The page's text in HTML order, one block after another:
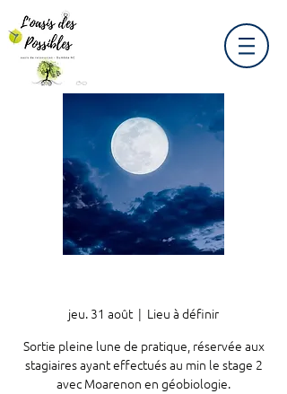
jeu. 31 août
  |
Lieu à définir
Sortie pleine lune de pratique, réservée aux
stagiaires ayant effectués au min le stage 2
avec Moarenon en géobiologie.